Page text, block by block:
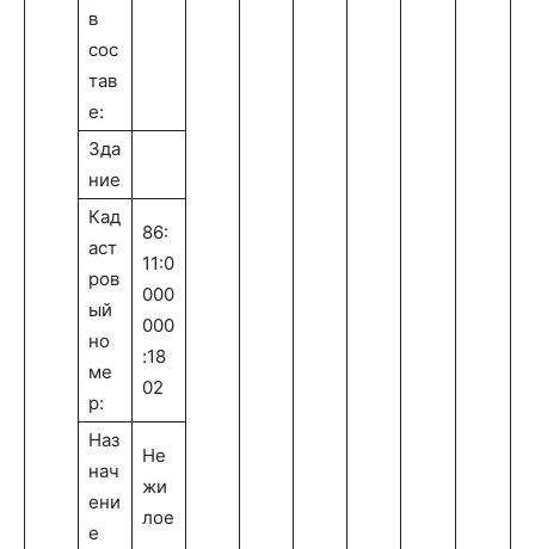
в
сос
тав
е:
Зда
ние
Кад
аст
ров
ый
но
ме
р:
86:
11:0
000
000
:18
02
Наз
нач
ени
е
Не
жи
лое